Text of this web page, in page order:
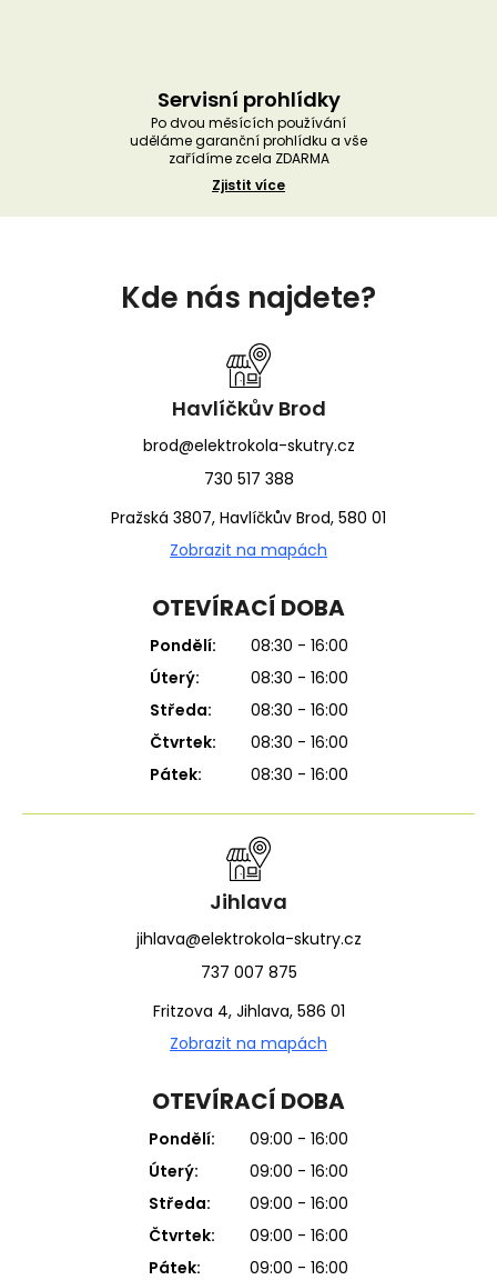
Servisní prohlídky
Po dvou měsících používání
uděláme garanční prohlídku a vše
zařídíme zcela ZDARMA
Zjistit více
Kde nás najdete?
Havlíčkův Brod
brod@elektrokola-skutry.cz
730 517 388
Pražská 3807, Havlíčkův Brod, 580 01
Zobrazit na mapách
OTEVÍRACÍ DOBA
Pondělí:
08:30 - 16:00
Úterý:
08:30 - 16:00
Středa:
08:30 - 16:00
Čtvrtek:
08:30 - 16:00
Pátek:
08:30 - 16:00
Jihlava
jihlava@elektrokola-skutry.cz
737 007 875
Fritzova 4, Jihlava, 586 01
Zobrazit na mapách
OTEVÍRACÍ DOBA
Pondělí:
09:00 - 16:00
Úterý:
09:00 - 16:00
Středa:
09:00 - 16:00
Čtvrtek:
09:00 - 16:00
Pátek:
09:00 - 16:00